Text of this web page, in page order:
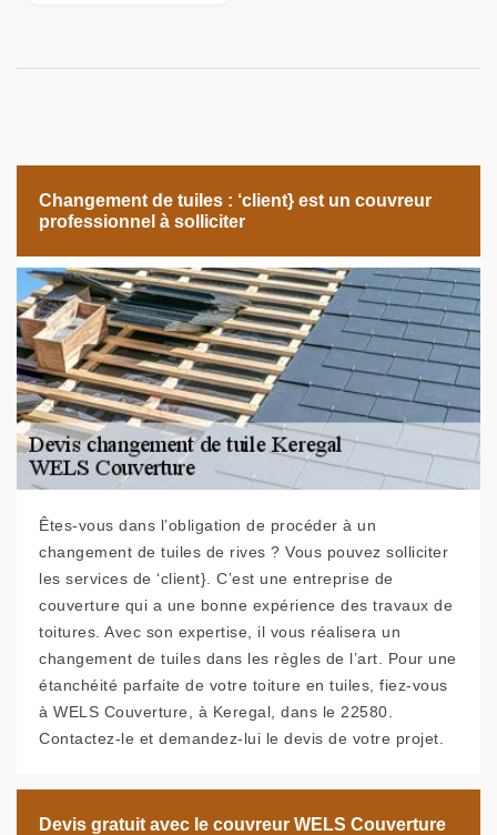
Changement de tuiles : ‘client} est un couvreur
professionnel à solliciter
Êtes-vous dans l’obligation de procéder à un
changement de tuiles de rives ? Vous pouvez solliciter
les services de ‘client}. C’est une entreprise de
couverture qui a une bonne expérience des travaux de
toitures. Avec son expertise, il vous réalisera un
changement de tuiles dans les règles de l’art. Pour une
étanchéité parfaite de votre toiture en tuiles, fiez-vous
à WELS Couverture, à Keregal, dans le 22580.
Contactez-le et demandez-lui le devis de votre projet.
Devis gratuit avec le couvreur WELS Couverture